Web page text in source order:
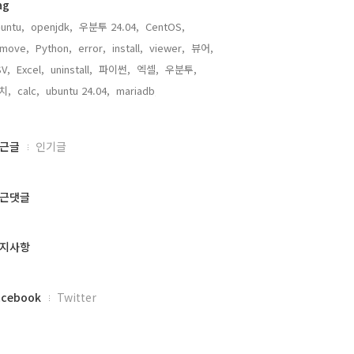
openjdk, 우분투 24.04, CentOS,
Python, error, install, viewer, 뷰어,
Excel, uninstall, 파이썬, 엑셀, 우분투,
, calc, ubuntu 24.04, mariadb,
글 인기글
댓글
사항
Twitter